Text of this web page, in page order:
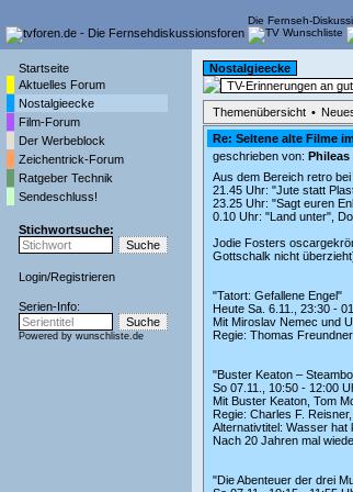
Die Fernseh-
Startseite
Aktuelles Forum
Nostalgieecke
Film-Forum
Der Werbeblock
Zeichentrick-Forum
Ratgeber Technik
Sendeschluss!
Stichwortsuche:
Login/Registrieren
Serien-Info:
Powered by wunschliste.de
Nostalgieecke
TV-Erinnerungen an
Themenübersicht •
Re: Seltene alte Filme
geschrieben von:
Aus dem Bereich retro bei
21.45 Uhr: "Jute statt
23.25 Uhr: "Sagt euren
0.10 Uhr: "Land unter",
Jodie Fosters
Gottschalk nicht
"Tatort: Gefallene Engel"
Heute Sa. 6.11., 23:30 -
Mit Miroslav Nemec und
Regie: Thomas Freundner
"Buster Keaton –
So 07.11., 10:50 - 12:00
Mit Buster Keaton, Tom
Regie: Charles F.
Alternativtitel: Wasser hat
Nach 20 Jahren mal
"Die Abenteuer der drei